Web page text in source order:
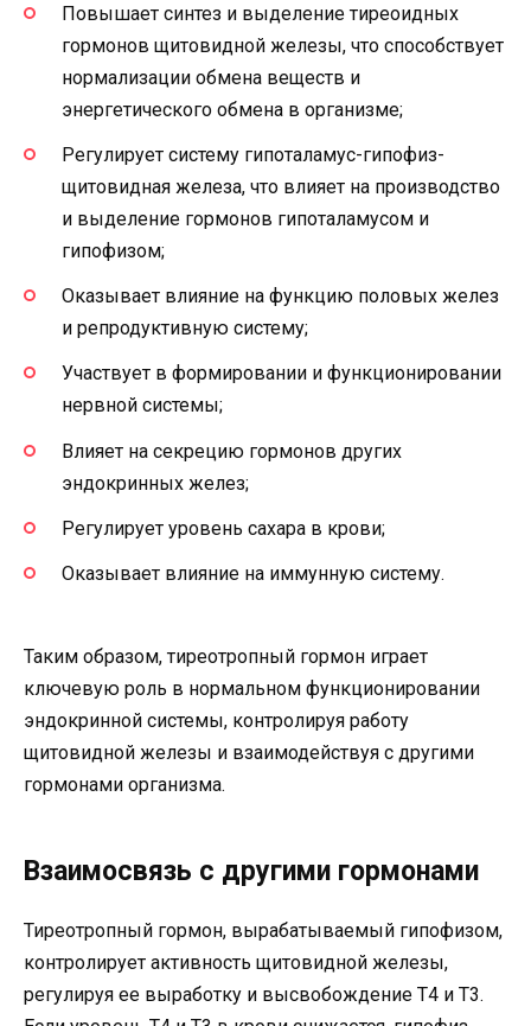
Повышает синтез и выделение тиреоидных
гормонов щитовидной железы, что способствует
нормализации обмена веществ и
энергетического обмена в организме;
Регулирует систему гипоталамус-гипофиз-
щитовидная железа, что влияет на производство
и выделение гормонов гипоталамусом и
гипофизом;
Оказывает влияние на функцию половых желез
и репродуктивную систему;
Участвует в формировании и функционировании
нервной системы;
Влияет на секрецию гормонов других
эндокринных желез;
Регулирует уровень сахара в крови;
Оказывает влияние на иммунную систему.
Таким образом, тиреотропный гормон играет
ключевую роль в нормальном функционировании
эндокринной системы, контролируя работу
щитовидной железы и взаимодействуя с другими
гормонами организма.
Взаимосвязь с другими гормонами
Тиреотропный гормон, вырабатываемый гипофизом,
контролирует активность щитовидной железы,
регулируя ее выработку и высвобождение Т4 и Т3.